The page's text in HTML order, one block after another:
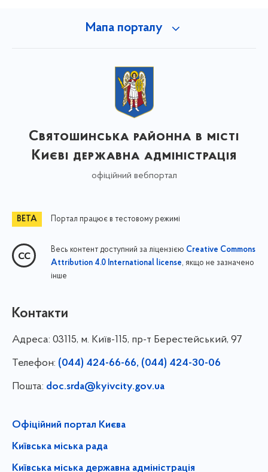
Мапа порталу
Святошинська районна в місті
Києві державна адміністрація
офіційний вебпортал
Портал працює в тестовому режимі
Весь контент доступний за ліцензією Creative Commons
Attribution 4.0 International license, якщо не зазначено
інше
Контакти
Адреса: 03115, м. Київ-115, пр-т Берестейський, 97
Телефон: (044) 424-66-66, (044) 424-30-06
Пошта: doc.srda@kyivcity.gov.ua
Офіційний портал Києва
Київська міська рада
Київська міська державна адміністрація